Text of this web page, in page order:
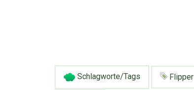
Schlagworte/Tags Flipper